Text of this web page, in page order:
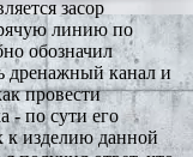
засор
линию по
обозначил
дренажный канал и
провести
- по сути его
к изделию данной